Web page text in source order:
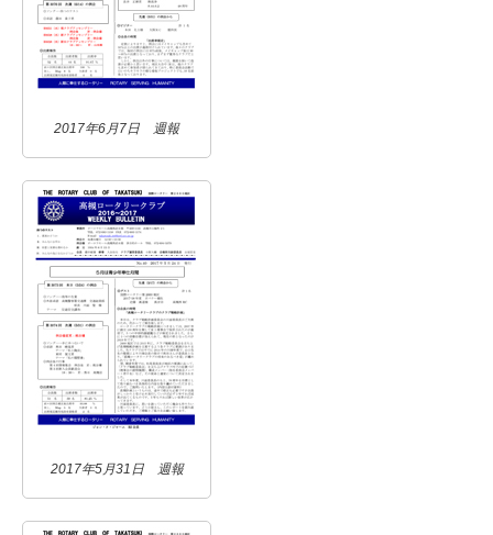
2017年6月7日 週報
2017年5月31日 週報